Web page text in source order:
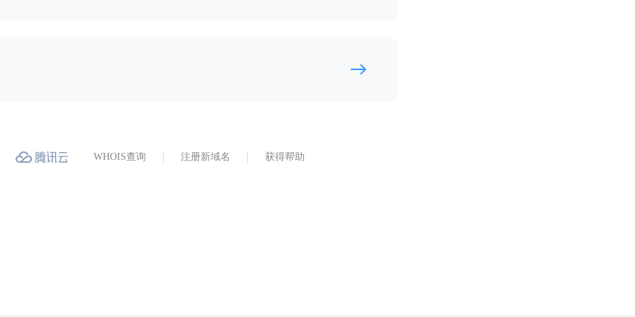
WHOIS查询 注册新域名 获得帮助